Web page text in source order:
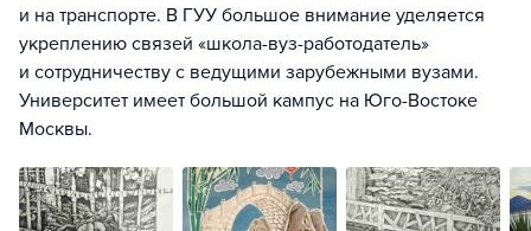
и на транспорте. В ГУУ большое внимание уделяется
укреплению связей «школа-вуз-работодатель»
и сотрудничеству с ведущими зарубежными вузами.
Университет имеет большой кампус на Юго-Востоке
Москвы.